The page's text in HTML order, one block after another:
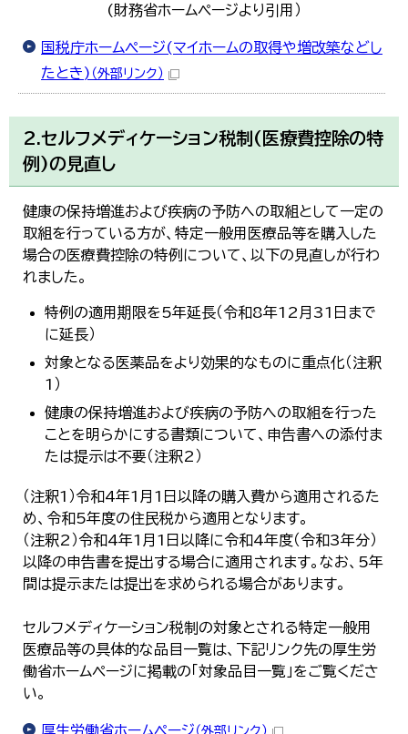
(財務省ホームページより引用）
国税庁ホームページ(マイホームの取得や増改築などし
たとき) （外部リンク）
2.セルフメディケーション税制(医療費控除の特
例)の見直し
健康の保持増進および疾病の予防への取組として一定の
取組を行っている方が、特定一般用医療品等を購入した
場合の医療費控除の特例について、以下の見直しが行わ
れました。
特例の適用期限を5年延長（令和8年12月31日まで
に延長）
対象となる医薬品をより効果的なものに重点化（注釈
1）
健康の保持増進および疾病の予防への取組を行った
ことを明らかにする書類について、申告書への添付ま
たは提示は不要（注釈2）
（注釈1）令和4年1月1日以降の購入費から適用されるた
め、令和5年度の住民税から適用となります。
（注釈2）令和4年1月1日以降に令和4年度（令和3年分）
以降の申告書を提出する場合に適用されます。なお、5年
間は提示または提出を求められる場合があります。
セルフメディケーション税制の対象とされる特定一般用
医療品等の具体的な品目一覧は、下記リンク先の厚生労
働省ホームページに掲載の「対象品目一覧」をご覧くださ
い。
厚生労働省ホームページ （外部リンク）